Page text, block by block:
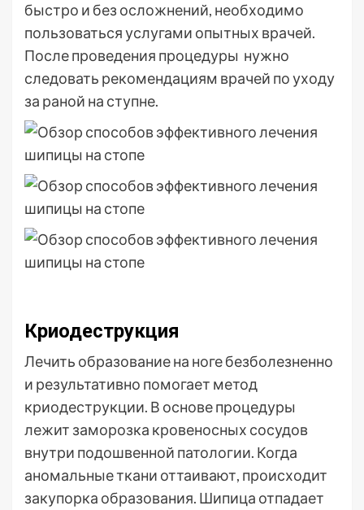
быстро и без осложнений, необходимо
пользоваться услугами опытных врачей.
После проведения процедуры нужно
следовать рекомендациям врачей по уходу
за раной на ступне.
Криодеструкция
Лечить образование на ноге безболезненно
и результативно помогает метод
криодеструкции. В основе процедуры
лежит заморозка кровеносных сосудов
внутри подошвенной патологии. Когда
аномальные ткани оттаивают, происходит
закупорка образования. Шипица отпадает